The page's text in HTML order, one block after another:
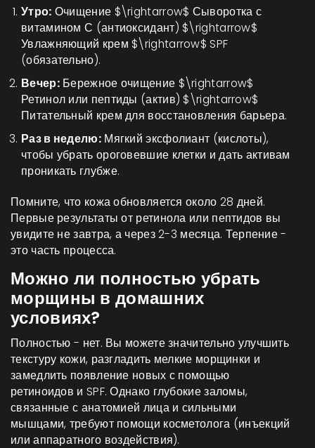
Утро: Очищение $\rightarrow$ Сыворотка с
витамином С (антиоксидант) $\rightarrow$
Увлажняющий крем $\rightarrow$ SPF
(обязательно).
Вечер:Бережное очищение $\rightarrow$
Ретинол или пептиды (актив) $\rightarrow$
Питательный крем для восстановления барьера.
Раз в неделю:Мягкий эксфолиант (кислоты),
чтобы убрать ороговевшие клетки и дать активам
проникать глубже.
Помните, что кожа обновляется около 28 дней.
Первые результаты от ретинола или пептидов вы
увидите не завтра, а через 2-3 месяца. Терпение -
это часть процесса.
Можно ли полностью убрать
морщины в домашних
условиях?
Полностью - нет. Вы можете значительно улучшить
текстуру кожи, разгладить мелкие морщинки и
замедлить появление новых с помощью
ретиноидов и SPF. Однако глубокие заломы,
связанные с анатомией лица и сильными
мышцами, требуют помощи косметолога (инъекций
или аппаратного воздействия).